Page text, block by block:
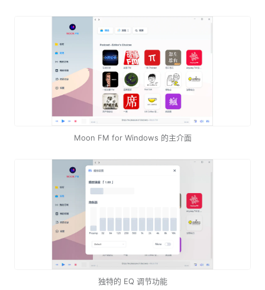
Moon FM for Windows 的主介面
独特的 EQ 调节功能